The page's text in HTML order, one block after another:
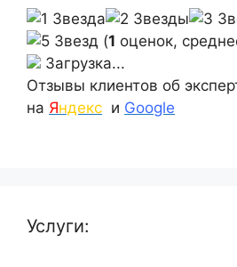
(1 оценок,
Загрузка...
Отзывы клиентов об
на Яндекс и Google
Услуги: